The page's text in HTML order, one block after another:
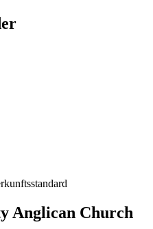
Anglican Church